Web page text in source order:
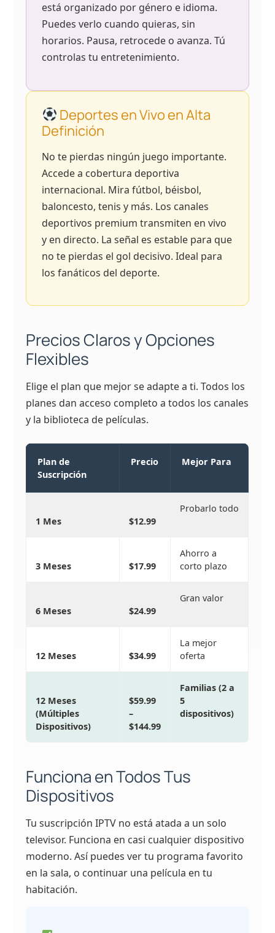
está organizado por género e idioma.
Puedes verlo cuando quieras, sin
horarios. Pausa, retrocede o avanza. Tú
controlas tu entretenimiento.
Deportes en Vivo en Alta
Definición
No te pierdas ningún juego importante.
Accede a cobertura deportiva
internacional. Mira fútbol, béisbol,
baloncesto, tenis y más. Los canales
deportivos premium transmiten en vivo
y en directo. La señal es estable para que
no te pierdas el gol decisivo. Ideal para
los fanáticos del deporte.
Precios Claros y Opciones
Flexibles
Elige el plan que mejor se adapte a ti. Todos los
planes dan acceso completo a todos los canales
y la biblioteca de películas.
Plan de
Suscripción
Precio Mejor Para
1 Mes $12.99
Probarlo todo
3 Meses $17.99
Ahorro a
corto plazo
6 Meses $24.99
Gran valor
12 Meses $34.99
La mejor
oferta
12 Meses
(Múltiples
Dispositivos)
$59.99
–
$144.99
Familias (2 a
5
dispositivos)
Funciona en Todos Tus
Dispositivos
Tu suscripción IPTV no está atada a un solo
televisor. Funciona en casi cualquier dispositivo
moderno. Así puedes ver tu programa favorito
en la sala, o continuar una película en tu
habitación.